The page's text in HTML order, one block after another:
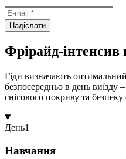
Надіслати
Фрірайд-інтенсив
Гіди визначають
безпосередньо в день виїзду
снігового покриву та безпеку
День1
Навчання